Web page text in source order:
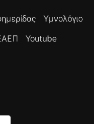
Υμνολόγιο
Youtube